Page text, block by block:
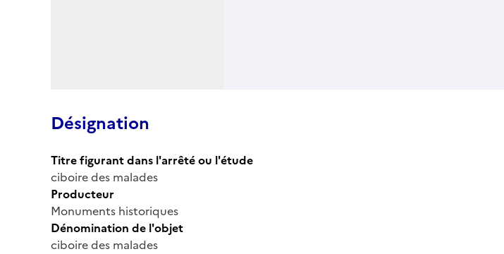
Désignation
Titre figurant dans l'arrêté ou l'étude
ciboire des malades
Producteur
Monuments historiques
Dénomination de l'objet
ciboire des malades